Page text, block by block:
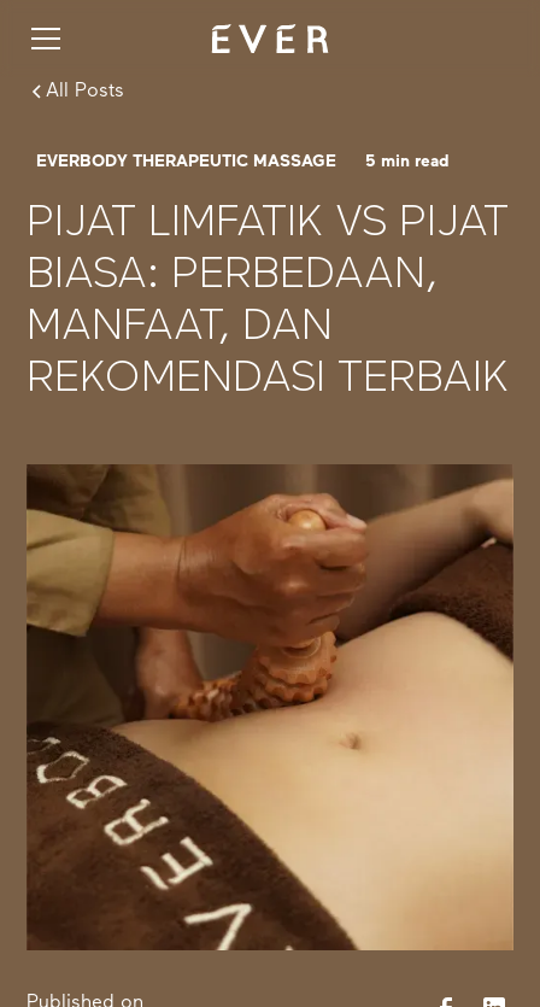
All Posts
EVERBODY THERAPEUTIC MASSAGE 5 min read
PIJAT LIMFATIK VS PIJAT
BIASA: PERBEDAAN,
MANFAAT, DAN
REKOMENDASI TERBAIK